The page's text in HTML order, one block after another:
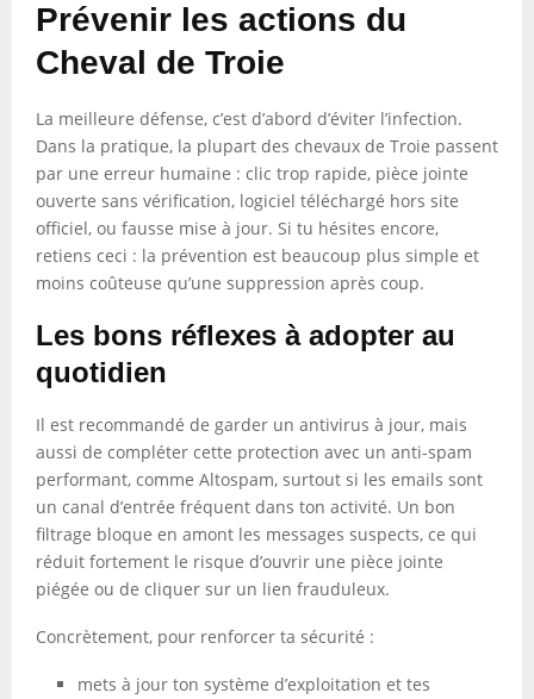
Prévenir les actions du
Cheval de Troie
La meilleure défense, c’est d’abord d’éviter l’infection.
Dans la pratique, la plupart des chevaux de Troie passent
par une erreur humaine : clic trop rapide, pièce jointe
ouverte sans vérification, logiciel téléchargé hors site
officiel, ou fausse mise à jour. Si tu hésites encore,
retiens ceci : la prévention est beaucoup plus simple et
moins coûteuse qu’une suppression après coup.
Les bons réflexes à adopter au
quotidien
Il est recommandé de garder un antivirus à jour, mais
aussi de compléter cette protection avec un anti-spam
performant, comme Altospam, surtout si les emails sont
un canal d’entrée fréquent dans ton activité. Un bon
filtrage bloque en amont les messages suspects, ce qui
réduit fortement le risque d’ouvrir une pièce jointe
piégée ou de cliquer sur un lien frauduleux.
Concrètement, pour renforcer ta sécurité :
mets à jour ton système d’exploitation et tes